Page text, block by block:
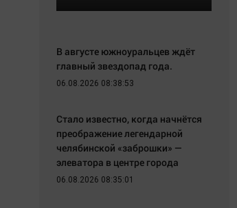
В августе южноуральцев ждёт
главный звездопад года.
06.08.2026 08:38:53
Стало известно, когда начнётся
преображение легендарной
челябинской «заброшки» —
элеватора в центре города
06.08.2026 08:35:01